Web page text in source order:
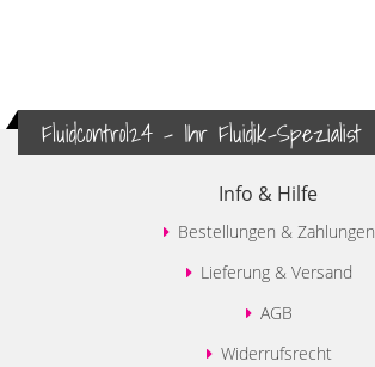
Fluidcontrol24 - Ihr Fluidik-Spezialist
Info & Hilfe
Bestellungen & Zahlungen
Lieferung & Versand
AGB
Widerrufsrecht